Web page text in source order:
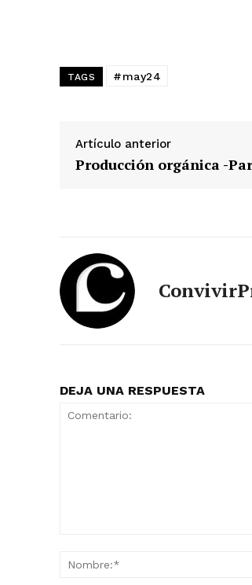
TAGS #may24
Artículo anterior
Producción orgánica -
DEJA UNA RESPUESTA